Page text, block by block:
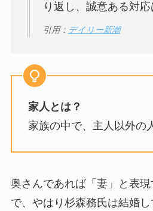
り返し、誠意ある対応
引用： デイリー新潮
家人とは？
家族の中で、主人以外の
奥さんであれば「妻」と表
で、やはり杉森務氏は結婚